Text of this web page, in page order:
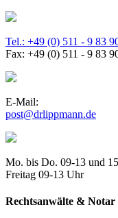
Tel.: +49 (0) 511 - 9 83
Fax: +49 (0) 511 - 9 83
E-Mail:
post@drlippmann.de
Mo. bis Do. 09-13 und
Freitag 09-13 Uhr
Rechtsanwälte & Notar